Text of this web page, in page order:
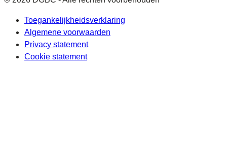
Toegankelijkheidsverklaring
Algemene voorwaarden
Privacy statement
Cookie statement